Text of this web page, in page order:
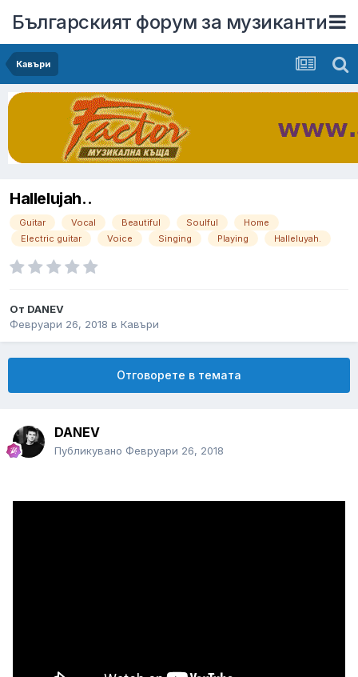
Българският форум за музиканти
Кавъри
Hallelujah..
Guitar Vocal Beautiful Soulful
Home
Electric guitar
Voice Singing Playing Halleluyah.
От DANEV
Февруари 26, 2018 в Кавъри
Отговорете в темата
DANEV
Публикувано Февруари 26, 2018